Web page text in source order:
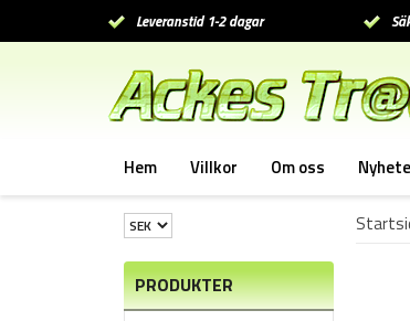
Leveranstid 1-2 dagar
Hem Villkor Om oss
PRODUKTER